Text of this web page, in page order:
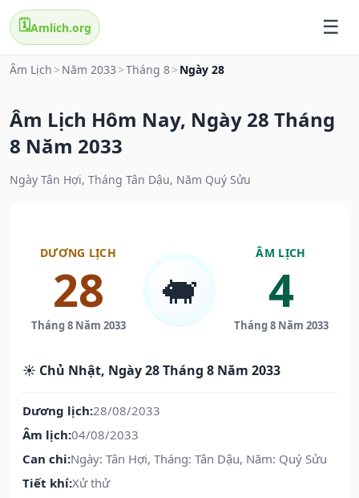
🗓️Amlich.org
Âm Lịch > Năm 2033 >Tháng 8> Ngày 28
Âm Lịch Hôm Nay, Ngày 28 Tháng
8 Năm 2033
Ngày Tân Hợi, Tháng Tân Dậu, Năm Quý Sửu
DƯƠNG LỊCH
28
Tháng 8 Năm 2033
🐖
ÂM LỊCH
4
Tháng 8 Năm 2033
☀️ Chủ Nhật, Ngày 28 Tháng 8 Năm 2033
Dương lịch:28/08/2033
Âm lịch:04/08/2033
Can chi:Ngày: Tân Hợi, Tháng: Tân Dậu, Năm: Quý Sửu
Tiết khí:Xử thử